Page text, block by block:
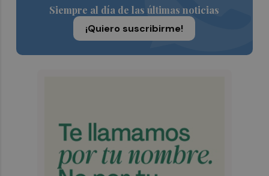
Siempre al día de las últimas noticias
¡Quiero suscribirme!